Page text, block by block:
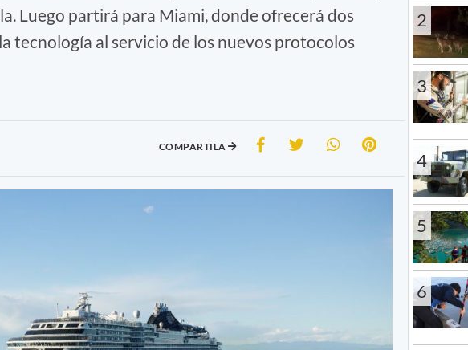
Luego partirá para Miami, donde ofrecerá dos
tecnología al servicio de los nuevos protocolos
COMPARTILA
2
3
4
5
6